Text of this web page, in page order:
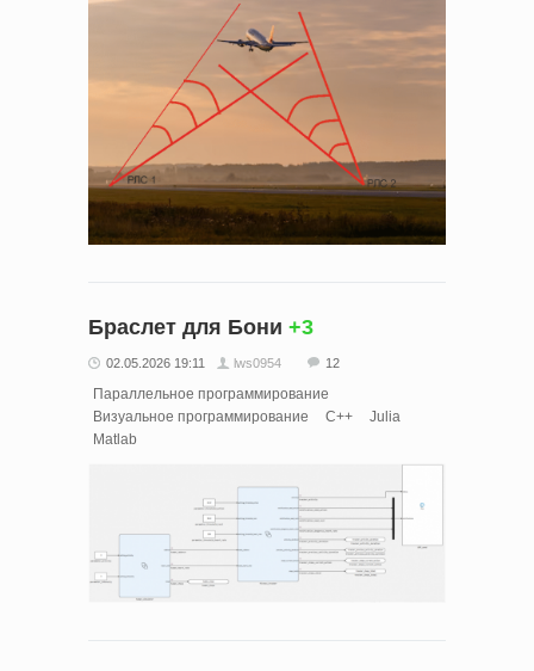
Браслет для Бони +3
02.05.2026 19:11 lws0954 12
Параллельное программирование
Визуальное программирование
C++
Julia
Matlab